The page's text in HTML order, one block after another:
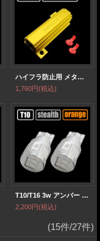
ハイフラ防止用 メタル抵抗 50w 6Ω 【2個1セット】
1,760円(税込)
T10/T16 3w アンバー SAMSUNG製
2,200円(税込)
(15件/27件)